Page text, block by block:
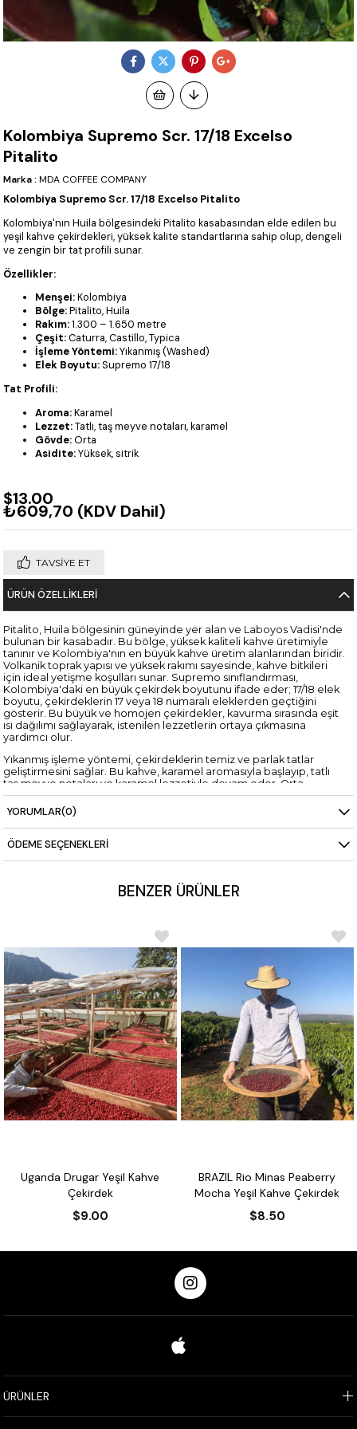
Kolombiya Supremo Scr. 17/18 Excelso
Pitalito
Marka : MDA COFFEE COMPANY
Kolombiya Supremo Scr. 17/18 Excelso Pitalito
Kolombiya'nın Huila bölgesindeki Pitalito kasabasından elde edilen bu
yeşil kahve çekirdekleri, yüksek kalite standartlarına sahip olup, dengeli
ve zengin bir tat profili sunar.
Özellikler:
Menşei:Kolombiya
Bölge:Pitalito, Huila
Rakım:1.300 – 1.650 metre
Çeşit:Caturra, Castillo, Typica
İşleme Yöntemi:Yıkanmış (Washed)
Elek Boyutu:Supremo 17/18
Tat Profili:
Aroma:Karamel
Lezzet:Tatlı, taş meyve notaları, karamel
Gövde:Orta
Asidite:Yüksek, sitrik
$13.00
₺609,70 (KDV Dahil)
TAVSIYE ET
ÜRÜN ÖZELLIKLERI
Pitalito, Huila bölgesinin güneyinde yer alan ve Laboyos Vadisi'nde
bulunan bir kasabadır. Bu bölge, yüksek kaliteli kahve üretimiyle
tanınır ve Kolombiya'nın en büyük kahve üretim alanlarından biridir.
Volkanik toprak yapısı ve yüksek rakımı sayesinde, kahve bitkileri
için ideal yetişme koşulları sunar. Supremo sınıflandırması,
Kolombiya'daki en büyük çekirdek boyutunu ifade eder; 17/18 elek
boyutu, çekirdeklerin 17 veya 18 numaralı eleklerden geçtiğini
gösterir. Bu büyük ve homojen çekirdekler, kavurma sırasında eşit
ısı dağılımı sağlayarak, istenilen lezzetlerin ortaya çıkmasına
yardımcı olur.
Yıkanmış işleme yöntemi, çekirdeklerin temiz ve parlak tatlar
geliştirmesini sağlar. Bu kahve, karamel aromasıyla başlayıp, tatlı
taş meyve notaları ve karamel lezzetiyle devam eder. Orta
gövdesi ve yüksek sitrik asiditesiyle, canlı ve dengeli bir içim sunar.
Özellikle filtre kahve ve espresso gibi demleme yöntemleri için
idealdir.
Kolombiya'nın geleneksel kahve lezzetlerini deneyimlemek
isteyen kahveseverler için mükemmel bir seçenektir.
YORUMLAR(0)
ÖDEME SEÇENEKLERI
BENZER ÜRÜNLER
Uganda Drugar Yeşil Kahve
Çekirdek
$9.00
BRAZIL Rio Minas Peaberry
Mocha Yeşil Kahve Çekirdek
$8.50
ÜRÜNLER